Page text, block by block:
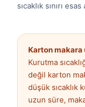
sıcaklık sınırı esas
Karton makara
Kurutma
değil karton
düşük sıcaklık
uzun süre,